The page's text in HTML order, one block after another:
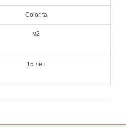
Colorita
м2
15 лет